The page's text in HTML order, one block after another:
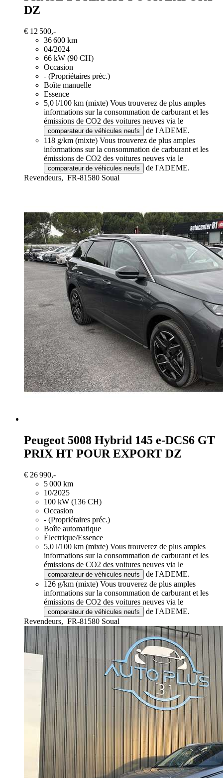
DZ
€ 12 500,-
36 600 km
04/2024
66 kW (90 CH)
Occasion
- (Propriétaires préc.)
Boîte manuelle
Essence
5,0 l/100 km (mixte) Vous trouverez de plus amples
informations sur la consommation de carburant et les
émissions de CO2 des voitures neuves via le
comparateur de véhicules neufs
de l'ADEME.
118 g/km (mixte) Vous trouverez de plus amples
informations sur la consommation de carburant et les
émissions de CO2 des voitures neuves via le
comparateur de véhicules neufs
de l'ADEME.
Revendeurs, FR-81580 Soual
Peugeot 5008 Hybrid 145 e-DCS6 GT
PRIX HT POUR EXPORT DZ
€ 26 990,-
5 000 km
10/2025
100 kW (136 CH)
Occasion
- (Propriétaires préc.)
Boîte automatique
Électrique/Essence
5,0 l/100 km (mixte) Vous trouverez de plus amples
informations sur la consommation de carburant et les
émissions de CO2 des voitures neuves via le
comparateur de véhicules neufs
de l'ADEME.
126 g/km (mixte) Vous trouverez de plus amples
informations sur la consommation de carburant et les
émissions de CO2 des voitures neuves via le
comparateur de véhicules neufs
de l'ADEME.
Revendeurs, FR-81580 Soual